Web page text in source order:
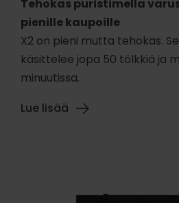
Tehokas puristimella
pienille kaupoille
X2 on pieni mutta tehokas.
käsittelee jopa 50 tölkkiä ja
minuutissa.
Lue lisää